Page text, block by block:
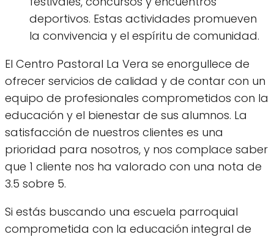
deportivos. Estas actividades promueven
la convivencia y el espíritu de comunidad.
El Centro Pastoral La Vera se enorgullece de
ofrecer servicios de calidad y de contar con un
equipo de profesionales comprometidos con la
educación y el bienestar de sus alumnos. La
satisfacción de nuestros clientes es una
prioridad para nosotros, y nos complace saber
que 1 cliente nos ha valorado con una nota de
3.5 sobre 5.
Si estás buscando una escuela parroquial
comprometida con la educación integral de